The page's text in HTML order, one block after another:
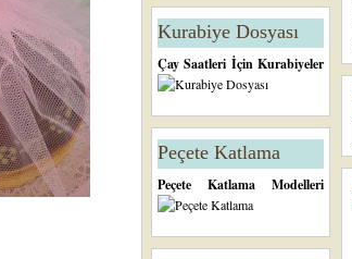
Kurabiye Dosyası
Çay Saatleri İçin Kurabiyeler
Peçete Katlama
Peçete Katlama Modelleri